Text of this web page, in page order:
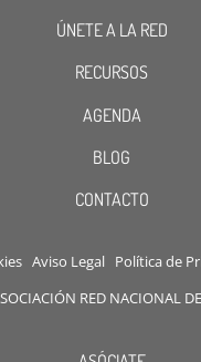
ÚNETE A LA RED
RECURSOS
AGENDA
BLOG
CONTACTO
Aviso Legal Política de
RED NACIONAL